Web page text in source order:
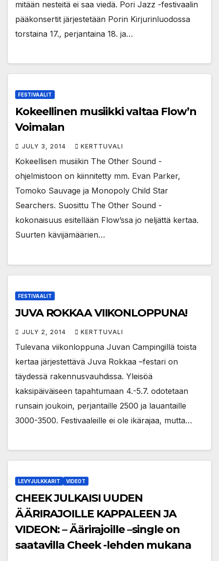
mitään nesteitä ei saa viedä. Pori Jazz -festivaalin
pääkonsertit järjestetään Porin Kirjurinluodossa
torstaina 17., perjantaina 18. ja…
FESTIVAALIT
Kokeellinen musiikki valtaa Flow’n
Voimalan
JULY 3, 2014 KERTTUVALI
Kokeellisen musiikin The Other Sound -
ohjelmistoon on kiinnitetty mm. Evan Parker,
Tomoko Sauvage ja Monopoly Child Star
Searchers. Suosittu The Other Sound -
kokonaisuus esitellään Flow’ssa jo neljättä kertaa.
Suurten kävijämäärien…
FESTIVAALIT
JUVA ROKKAA VIIKONLOPPUNA!
JULY 2, 2014 KERTTUVALI
Tulevana viikonloppuna Juvan Campingillä toista
kertaa järjestettävä Juva Rokkaa –festari on
täydessä rakennusvauhdissa. Yleisöä
kaksipäiväiseen tapahtumaan 4.-5.7. odotetaan
runsain joukoin, perjantaille 2500 ja lauantaille
3000-3500. Festivaaleille ei ole ikärajaa, mutta…
LEVYJULKKARIT VIDEOT
CHEEK JULKAISI UUDEN
ÄÄRIRAJOILLE KAPPALEEN JA
VIDEON: – Äärirajoille –single on
saatavilla Cheek -lehden mukana